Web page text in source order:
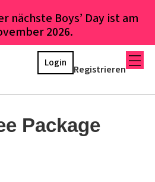
nächste Boys’ Day ist am
2026.
Registrieren
Login
Package